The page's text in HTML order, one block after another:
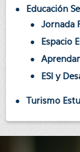
Educación
Jornada
Espacio
ESI y
Turismo